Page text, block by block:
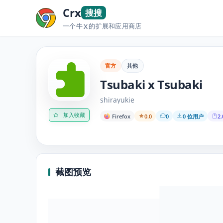
Crx 搜搜
一个牛X的扩展和应用商店
加入收藏
官方 其他
Tsubaki x Tsubaki
shirayukie
Firefox 0.0 0 0 位用户
截图预览